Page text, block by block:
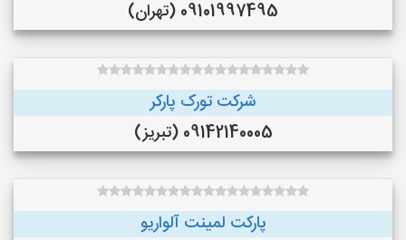
09101997495 (تهران)
شرکت تورک پارکر
09142140005 (تبریز)
پارکت لمینت آلواریو